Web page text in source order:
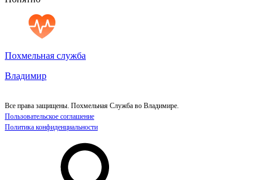
Похмельная служба
Владимир
Все права защищены. Похмельная Служба во Владимире.
Пользовательское соглашение
Политика конфиденциальности